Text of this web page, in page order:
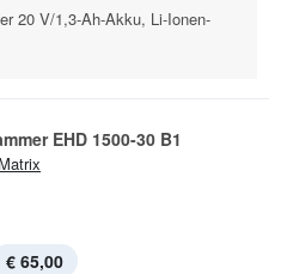
20 V/1,3-Ah-Akku, Li-Ionen-
EHD 1500-30 B1
Matrix
€ 65,00